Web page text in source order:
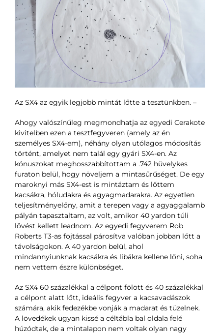
Az SX4 az egyik legjobb mintát lőtte a tesztünkben. –
Ahogy valószínűleg megmondhatja az egyedi Cerakote
kivitelben ezen a tesztfegyveren (amely az én
személyes SX4-em), néhány olyan utólagos módosítás
történt, amelyet nem talál egy gyári SX4-en. Az
kónuszokat meghosszabbítottam a .742 hüvelykes
furaton belül, hogy növeljem a mintasűrűséget. De egy
maroknyi más SX4-est is mintáztam és lőttem
kacsákra, hóludakra és agyagmadarakra. Az egyetlen
teljesítményelőny, amit a terepen vagy a agyaggalamb
pályán tapasztaltam, az volt, amikor 40 yardon túli
lövést kellett leadnom. Az egyedi fegyverem Rob
Roberts T3-as fojtással párosítva valóban jobban lőtt a
távolságokon. A 40 yardon belül, ahol
mindannyiunknak kacsákra és libákra kellene lőni, soha
nem vettem észre különbséget.
Az SX4 60 százalékkal a célpont fölött és 40 százalékkal
a célpont alatt lőtt, ideális fegyver a kacsavadászok
számára, akik fedezékbe vonják a madarat és tüzelnek.
A lövedékek ugyan kissé a céltábla bal oldala felé
húzódtak, de a mintalapon nem voltak olyan nagy